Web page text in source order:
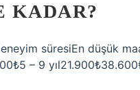
KADAR?
süresiEn düşük
– 9